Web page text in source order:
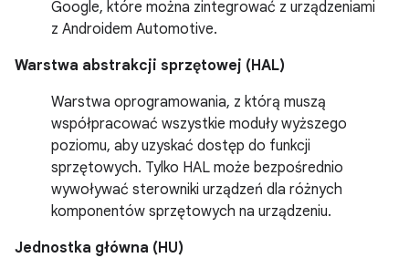
Google, które można zintegrować z urządzeniami
z Androidem Automotive.
Warstwa abstrakcji sprzętowej (HAL)
Warstwa oprogramowania, z którą muszą
współpracować wszystkie moduły wyższego
poziomu, aby uzyskać dostęp do funkcji
sprzętowych. Tylko HAL może bezpośrednio
wywoływać sterowniki urządzeń dla różnych
komponentów sprzętowych na urządzeniu.
Jednostka główna (HU)